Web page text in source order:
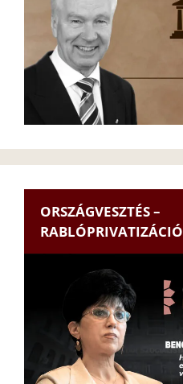
ORSZÁGVESZTÉS –
RABLÓPRIVATIZÁCIÓ